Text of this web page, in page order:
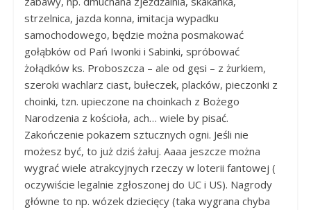
strzelnica, jazda konna, imitacja wypadku
samochodowego, będzie można posmakować
gołąbków od Pań Iwonki i Sabinki, spróbować
żołądków ks. Proboszcza – ale od gęsi – z żurkiem,
szeroki wachlarz ciast, bułeczek, placków, pieczonki z
choinki, tzn. upieczone na choinkach z Bożego
Narodzenia z kościoła, ach… wiele by pisać.
Zakończenie pokazem sztucznych ogni. Jeśli nie
możesz być, to już dziś żałuj. Aaaa jeszcze można
wygrać wiele atrakcyjnych rzeczy w loterii fantowej (
oczywiście legalnie zgłoszonej do UC i US). Nagrody
główne to np. wózek dziecięcy (taka wygrana chyba